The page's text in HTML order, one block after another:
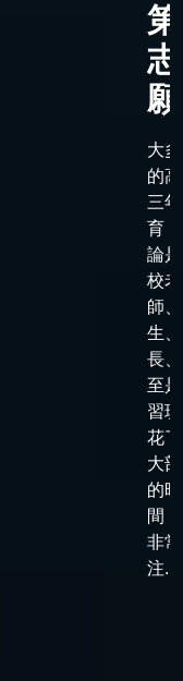
志
大
的
三
育
論
校老
師
生
長
至
習
花
大
的時
間
非
注...